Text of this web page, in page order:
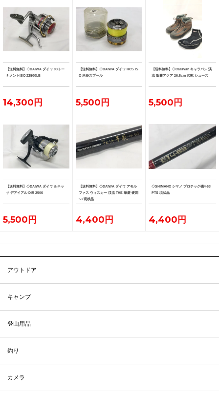
【送料無料】◇DAIWA ダイワ 03トー
ナメントISO Z2500LB
14,300円
【送料無料】◇DAIWA ダイワ RCS IS
O 尾長スプール
5,500円
【送料無料】◇Caravan キャラバン 渓
流 飯豊アクア 26.5cm 沢靴 シューズ
5,500円
【送料無料】◇DAIWA ダイワ ルネッ
サ デアイアル DIR 2506
5,500円
【送料無料】◇DAIWA ダイワ アモル
ファス ウィスカー 渓流 THE 華厳 硬調
53 現状品
4,400円
◇SHIMANO シマノ プロテック磯4-53
PTS 現状品
4,400円
アウトドア
キャンプ
登山用品
釣り
カメラ